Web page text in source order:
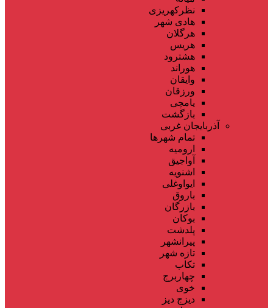
نظرکهریزی
هادی شهر
هرگلان
هریس
هشترود
هوراند
وایقان
ورزقان
یامچی
بازگشت
آذربایجان غربی
تمام شهر‌ها
ارومیه
آواجیق
اشنویه
ایواوغلی
باروق
بازرگان
بوکان
پلدشت
پیرانشهر
تازه شهر
تکاب
چهاربرج
خوی
دیزج دیز